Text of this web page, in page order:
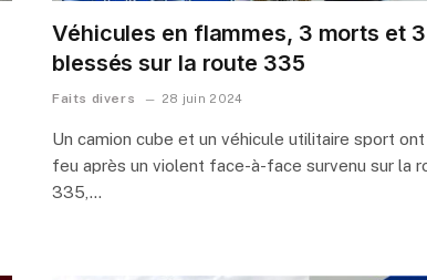
Véhicules en flammes, 3 morts et 3
blessés sur la route 335
Faits divers 28 juin 2024
Un camion cube et un véhicule utilitaire sport ont
feu après un violent face-à-face survenu sur la
335,…